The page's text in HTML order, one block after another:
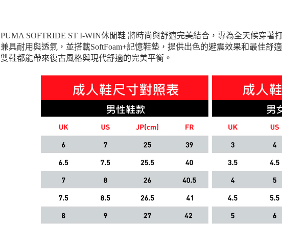
​PUMA SOFTRIDE ST I-WIN休閒鞋 將時尚與舒適完美結合，專為全天候穿著
兼具耐用與透氣，並搭載SoftFoam+記憶鞋墊，提供出色的避震效果和最佳舒
雙鞋都能帶來復古風格與現代舒適的完美平衡。